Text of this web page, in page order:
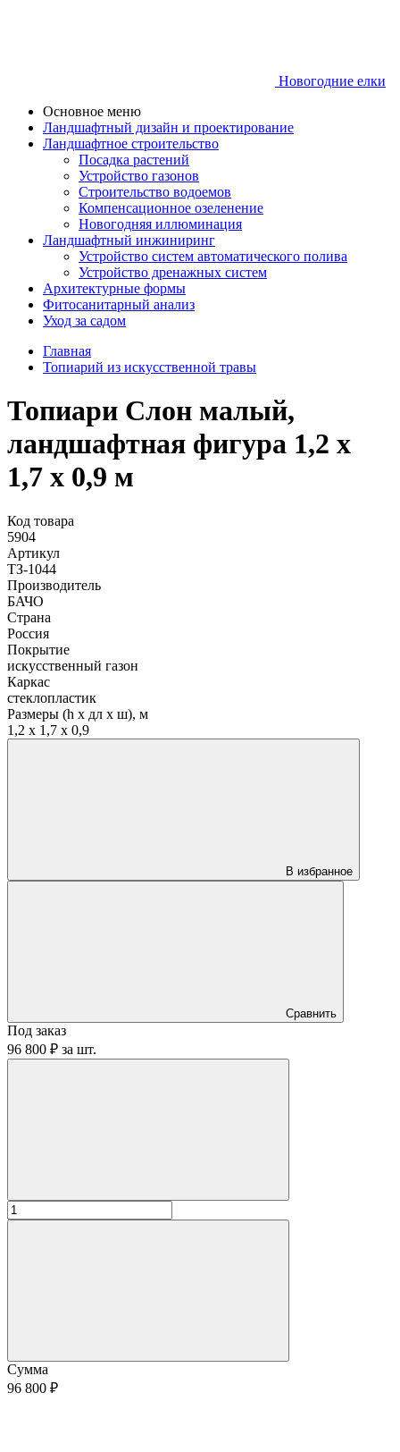
Новогодние елки
Основное меню
Ландшафтный дизайн и проектирование
Ландшафтное строительство
Посадка растений
Устройство газонов
Строительство водоемов
Компенсационное озеленение
Новогодняя иллюминация
Ландшафтный инжиниринг
Устройство систем автоматического полива
Устройство дренажных систем
Aрхитектурные формы
Фитосанитарный анализ
Уход за садом
Главная
Топиарий из искусственной травы
Топиари Слон малый,
ландшафтная фигура 1,2 х
1,7 х 0,9 м
Код товара
5904
Артикул
ТЗ-1044
Производитель
БАЧО
Страна
Россия
Покрытие
искусственный газон
Каркас
стеклопластик
Размеры (h х дл х ш), м
1,2 х 1,7 х 0,9
В избранное
Сравнить
Под заказ
96 800 ₽ за шт.
Сумма
96 800 ₽